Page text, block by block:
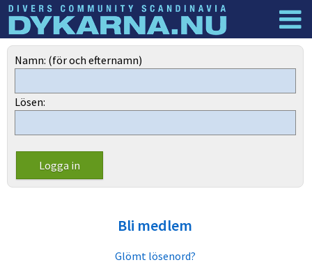
Dyknyheter
Namn: (för och efternamn)
Lösen:
Bli medlem
Glömt lösenord?